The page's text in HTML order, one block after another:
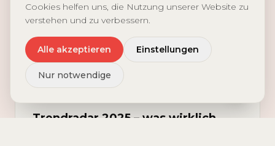
Cookies helfen uns, die Nutzung unserer Website zu
verstehen und zu verbessern.
Alle akzeptieren Einstellungen
Nur notwendige
20. Dez 2024
Trendradar 2025 – was wirklich